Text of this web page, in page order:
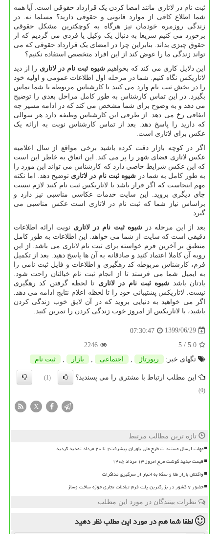
ثبت نام در لاتاری مانند امضا کردن یک قرارداد حقوقی است. آیا همه
شما اطلاع کافی از موارد قانونی و حقوقی دارید؟ مسلما نه. در
زندگی روزمره خودمان نیز هرگاه به کوچکترین مشکل حقوقی
برخورد می کنیم سریعا به دنبال یک وکیل یا فردی می گردیم که از
حقوق چیزی بداند. بنابراین چرا در امضای یک قرارداد حقوقی که می
تواند زندگی ما را عوض کند از این افراد متخصص استفاده نکنیم؟
این دلایل کاری می کند که بخواهیمشیوه ثبت نام در لاتاری را از دید
لاتاریکس نگاه کنیم. شما در مرحله اول اطلاعات عمومی و اولیه خود
را در بخش ثبت نام وارد می کنید تا کارشناس مربوطه با شما تماس
بگیرد. در این تماس کارشناس به طور کامل مراحل بعدی را توضیح
می دهد و به وضوح برای شما مشخص می کند که در ادامه مسیر چه
اتفاقی رخ می دهد. از طرفی این کارشناس وظیفه دارد هر سوالی
که دارید را پاسخ دهد. بعد از تماس کارشناس نوبت به ارائه یک
عکس برای لاتاری است.
اگر در کوچه بازار دقت کرده باشید برخی مواقع از سال اعلامیه
عکس لاتاری فضای شهر را پر می کند. این اتفاق به خاطر این است
که این عکس شرایط خاصی دارد که کارشناس می تواند این مورد را
به طور کامل به شما در شیوه ثبت نام در لاتاری توضیح دهد. اما نکته
مهم اینجاست که اگر قرار باشد با لاتاریکس ثبت نام کنید لازم نیست
جای دیگری بروید. این سایت خدمات عکاسی مناسبی نیز دارد و
براساس نیاز شما که ثبت نام در لاتاری است عکس مناسبی می
گیرد.
بعد از این مرحله درشیوه ثبت نام در لاتاری نوبت ارائه اطلاعات
دقیقی است که سایت از شما می خواهد. این اطلاعات به طور کامل
منطبق بر آخرین فرم خواسته برای ثبت نام لاتاری می باشد. از این
روبه آن کاملا اعتماد کنید و صادقانه به آن ها پاسخ دهید. بعد از تکمیل
فرم، کارشناس مربوطه کد رهگیری و اطلاعات و فایل ثبت نامی را
به ایمیل شما می فرستد تا از انجام ثبت نام خیالتان راحت شود.
یادتان باشد شیوه ثبت نام در لاتاری تا لحظه گرفتن کد رهگیری
نیست. لاتاریکس پشتیبانی خود را تا لحظه اعلام نتایج ادامه می دهد.
اگر می خواهید به دنیایی بروید که در آن لایق خوب زندگی کردن
باشید، با لاتاریکس از امروز خوب زندگی کردن را تمرین کنید.
1399/06/29
07:30:47
5.0
/ 5
2246
تگهای خبر:
رپورتاژ , اجتماعی , بازار , ثبت نام
این مطلب ارتباط با مشتری را می پسندید؟
(1)
(0)
X
تازه ترین مطالب مرتبط
مهلت ارسال مستندات طرح ملی یاوران پیشرفت۲ تا ۲۰ مرداد تمدید گردید
قیمت جدید گوشت مرغ امروز ۱۳ مرداد ۱۴۰۵
واکنش بازار طلا و سکه به اخبار از سرگیری مذاکرات
حضور ۷ کشور در بزرگترین پلت فرم تبادلات تجاری حوزه ساخت وساز
نظرات بینندگان در مورد این مطلب
لطفا شما همدر مورد این مطلبنظر دهید